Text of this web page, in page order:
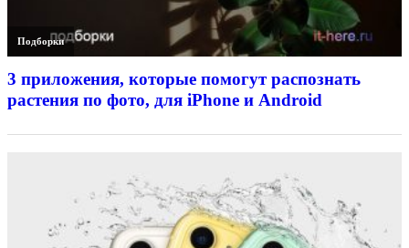
Подборки
3 приложения, которые помогут распознать
растения по фото, для iPhone и Android